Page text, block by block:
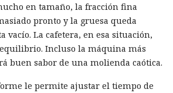
en tamaño, la fracción fina
pronto y la gruesa queda
vacío. La cafetera, en esa situación,
Incluso la máquina más
buen sabor de una molienda caótica.
le permite ajustar el tiempo de